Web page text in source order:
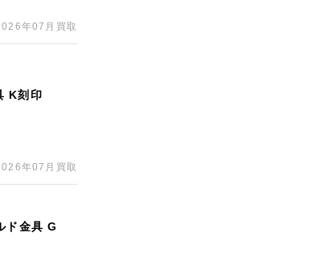
年07月買取
K刻印
年07月買取
ド金具 G